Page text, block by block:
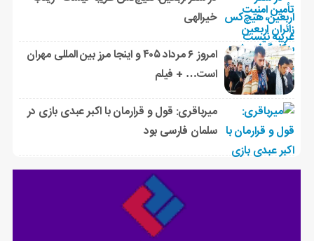
خیرالهی
امروز ۶ مرداد ۴۰۵ و اینجا مرز بین المللی مهران
است… + فیلم
میرباقری: قول و قرارمان با اکبر عبدی بازی در
سلمان فارسی بود